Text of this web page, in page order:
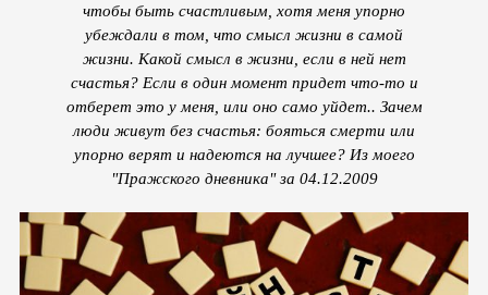
чтобы быть счастливым, хотя меня упорно
убеждали в том, что смысл жизни в самой
жизни. Какой смысл в жизни, если в ней нет
счастья? Если в один момент придет что-то и
отберет это у меня, или оно само уйдет.. Зачем
люди живут без счастья: бояться смерти или
упорно верят и надеются на лучшее? Из моего
"Пражского дневника" за 04.12.2009